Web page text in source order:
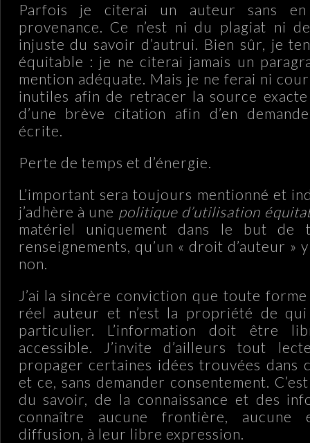
Parfois je citerai un auteur sans
provenance. Ce n’est ni du plagiat ni
injuste du savoir d’autrui. Bien sûr, je
équitable : je ne citerai jamais un
mention adéquate. Mais je ne ferai ni
inutiles afin de retracer la source exacte
d’une brève citation afin d’en
écrite.
Perte de temps et d’énergie.
L’important sera toujours mentionné et
j’adhère à une politique d’utilisation
matériel uniquement dans le but de
renseignements, qu’un « droit d’auteur »
non.
J’ai la sincère conviction que toute forme
réel auteur et n’est la propriété de
particulier. L’information doit être
accessible. J’invite d’ailleurs tout
propager certaines idées trouvées dans
et ce, sans demander consentement.
du savoir, de la connaissance et des
connaître aucune frontière, aucune
diffusion, à leur libre expression.